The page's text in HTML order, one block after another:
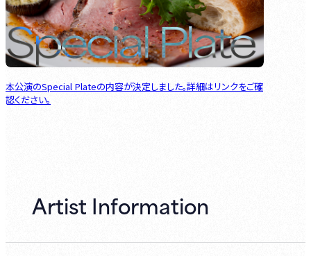
本公演のSpecial Plateの内容が決定しました。詳細はリンクをご確
認ください。
Artist Information